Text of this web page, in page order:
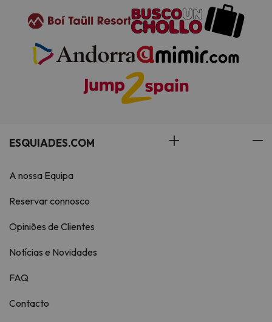
ESQUIADES.COM
A nossa Equipa
Reservar connosco
Opiniões de Clientes
Notícias e Novidades
FAQ
Contacto